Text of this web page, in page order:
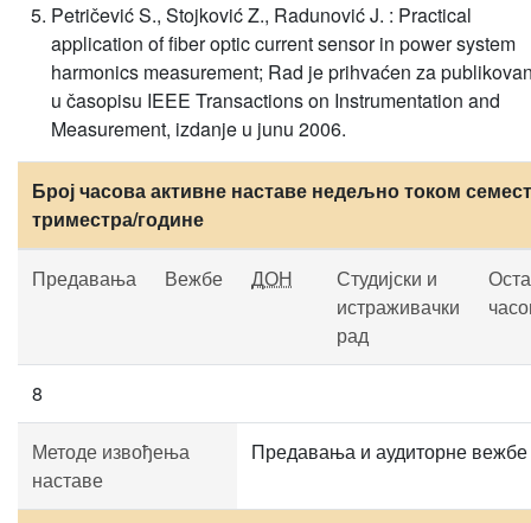
Petričević S., Stojković Z., Radunović J. : Practical
application of fiber optic current sensor in power system
harmonics measurement; Rad je prihvaćen za
u časopisu IEEE Transactions on Instrumentation and
Measurement, izdanje u junu 2006.
Број часова активне наставе недељно током
триместра/године
Предавања Вежбе ДОН
Студијски и
истраживачки
рад
8
Методе извођења
наставе
Предавања и аудиторне вежбе